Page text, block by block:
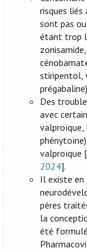
risques
sont pas
étant trop
stiripentol,
Des
avec
valproïque [
2024].
Il existe en
pères
la
été